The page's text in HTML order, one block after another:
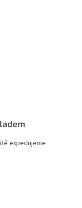
expedujeme